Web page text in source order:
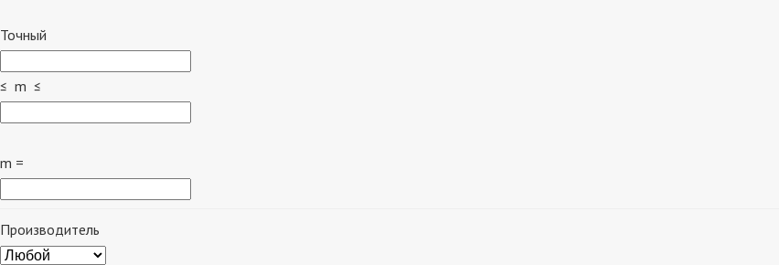
Точный
≤ m ≤
m =
Производитель